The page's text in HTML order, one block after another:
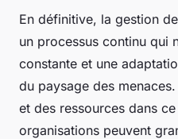
En définitive, la gestion
un processus continu qui
constante et une
du paysage des
et des ressources dans
organisations peuvent